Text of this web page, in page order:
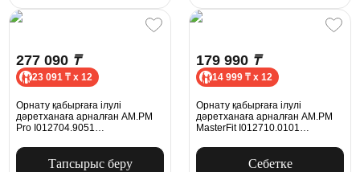
277 090 ₸
23 091 ₸ x 12
Орнату қабырғаға ілулі
дәретханаға арналған AM.PM
Pro I012704.9051
хром
Тапсырыс беру
179 990 ₸
14 999 ₸ x 12
Орнату қабырғаға ілулі
дәретханаға арналған AM.PM
MasterFit I012710.0101
ProC L, ақ жылтыр
Себетке